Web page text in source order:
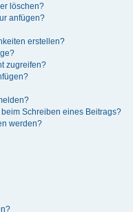
löschen?
anfügen?
erstellen?
zugreifen?
Schreiben eines Beitrags?
werden?